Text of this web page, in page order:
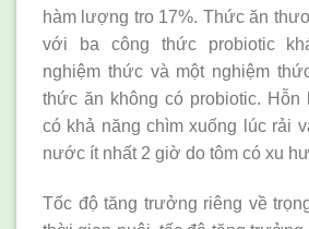
hàm lượng tro 17%. Thức ăn
với ba công thức probiotic
nghiệm thức và một nghiệm
thức ăn không có probiotic.
có khả năng chìm xuống lúc rải
nước ít nhất 2 giờ do tôm có xu
Tốc độ tăng trưởng riêng về